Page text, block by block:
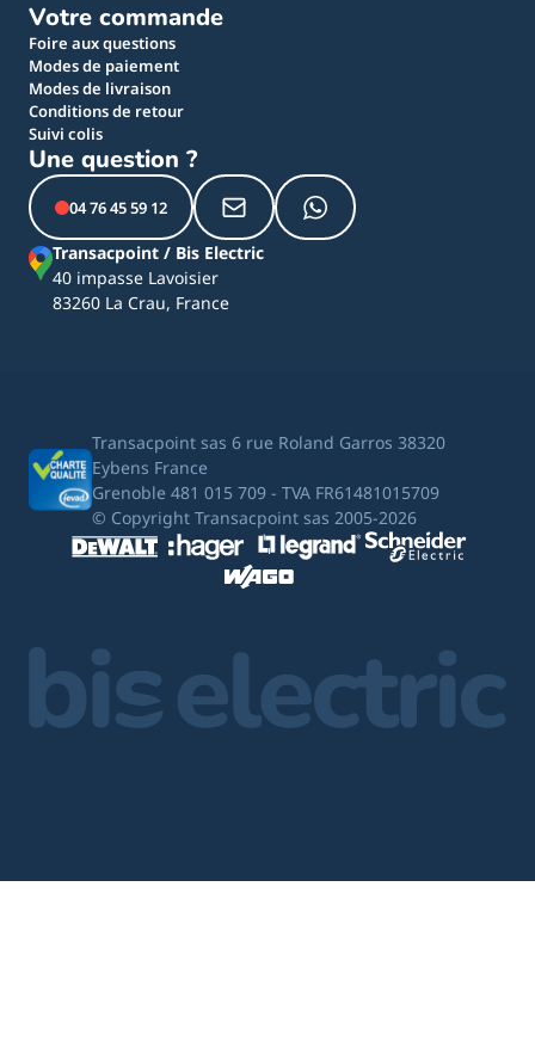
Votre commande
Foire aux questions
Modes de paiement
Modes de livraison
Conditions de retour
Suivi colis
Une question ?
04 76 45 59 12
Transacpoint / Bis Electric
40 impasse Lavoisier
83260 La Crau, France
Transacpoint sas 6 rue Roland Garros 38320
Eybens France
Grenoble 481 015 709 - TVA FR61481015709
© Copyright Transacpoint sas 2005-2026